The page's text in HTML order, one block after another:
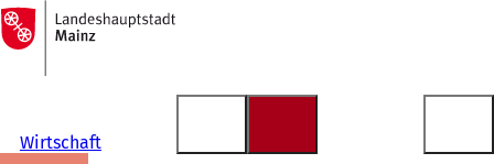
Inhalt anspringen
Zur
Startseite
Wirtschaft